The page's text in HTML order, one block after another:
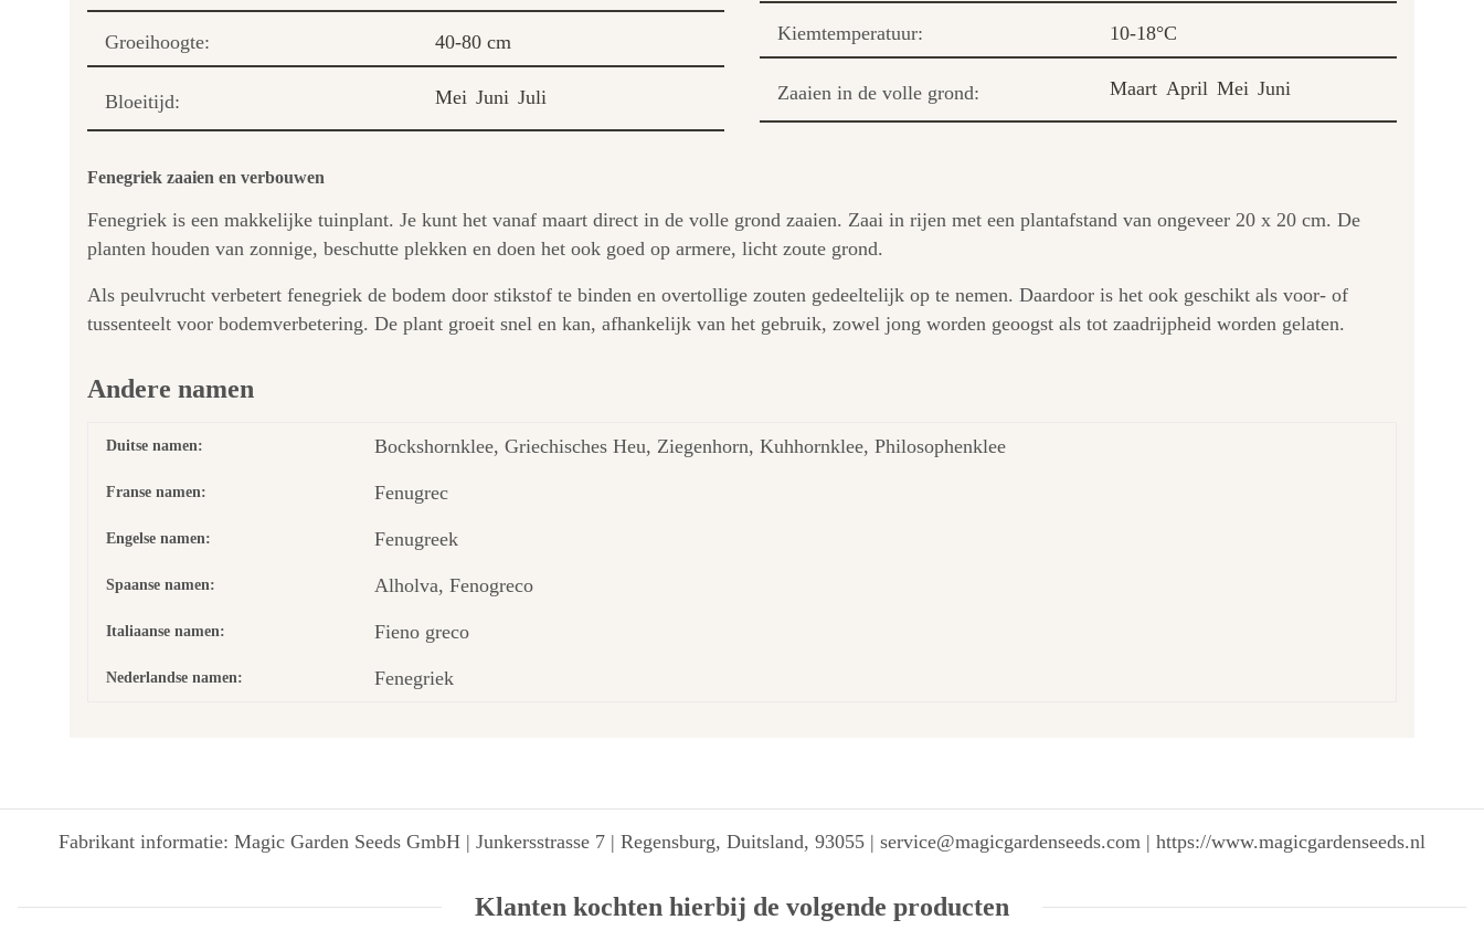
Groeihoogte: 40-80 cm
Bloeitijd: Mei Juni Juli
Kiemtemperatuur: 10-18°C
Zaaien in de volle grond: Maart April Mei Juni
Fenegriek zaaien en verbouwen
Fenegriek is een makkelijke tuinplant. Je kunt het vanaf maart direct in de volle grond zaaien. Zaai in rijen met een plantafstand van ongeveer 20 x 20 cm. De
planten houden van zonnige, beschutte plekken en doen het ook goed op armere, licht zoute grond.
Als peulvrucht verbetert fenegriek de bodem door stikstof te binden en overtollige zouten gedeeltelijk op te nemen. Daardoor is het ook geschikt als voor- of
tussenteelt voor bodemverbetering. De plant groeit snel en kan, afhankelijk van het gebruik, zowel jong worden geoogst als tot zaadrijpheid worden gelaten.
Andere namen
Duitse namen: Bockshornklee, Griechisches Heu, Ziegenhorn, Kuhhornklee, Philosophenklee
Franse namen: Fenugrec
Engelse namen: Fenugreek
Spaanse namen: Alholva, Fenogreco
Italiaanse namen: Fieno greco
Nederlandse namen: Fenegriek
Fabrikant informatie: Magic Garden Seeds GmbH | Junkersstrasse 7 | Regensburg, Duitsland, 93055 | service@magicgardenseeds.com | https://www.magicgardenseeds.nl
Klanten kochten hierbij de volgende producten